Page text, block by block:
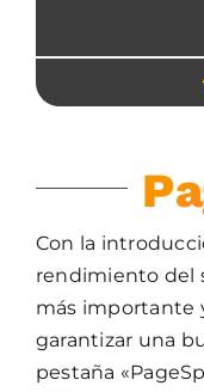
Con la
rendimiento del
más importante
garantizar una
pestaña